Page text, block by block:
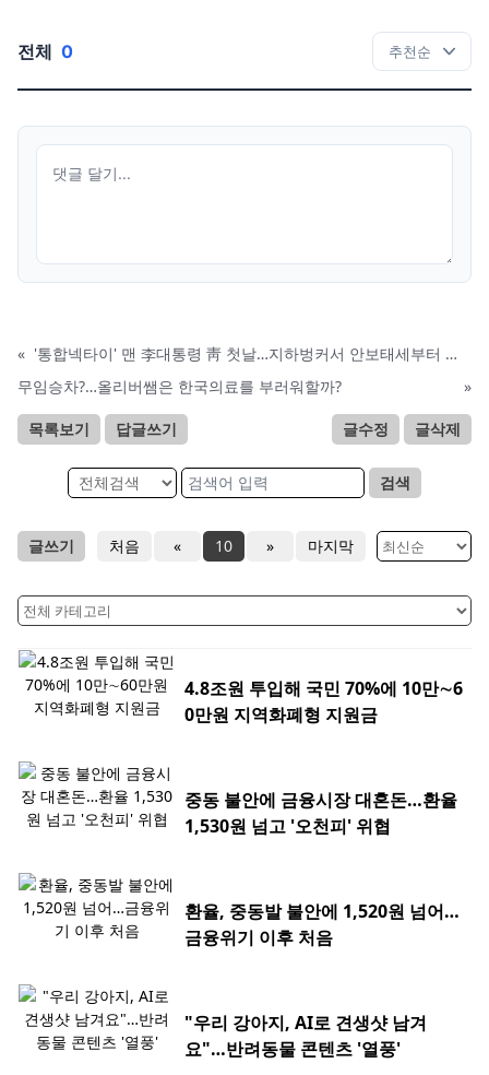
전체 0
«
'통합넥타이' 맨 李대통령 靑 첫날…지하벙커서 안보태세부터 점검
무임승차?…올리버쌤은 한국의료를 부러워할까?
»
목록보기 답글쓰기 글수정 글삭제
검색
글쓰기 처음 « 10 » 마지막
4.8조원 투입해 국민 70%에 10만∼6
0만원 지역화폐형 지원금
중동 불안에 금융시장 대혼돈…환율
1,530원 넘고 '오천피' 위협
환율, 중동발 불안에 1,520원 넘어…
금융위기 이후 처음
"우리 강아지, AI로 견생샷 남겨
요"…반려동물 콘텐츠 '열풍'